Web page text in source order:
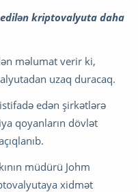
edilən kriptovalyuta daha
məlumat verir ki,
uzaq duracaq.
edən şirkətlərə
qoyanların dövlət
müdürü Johm
xidmət